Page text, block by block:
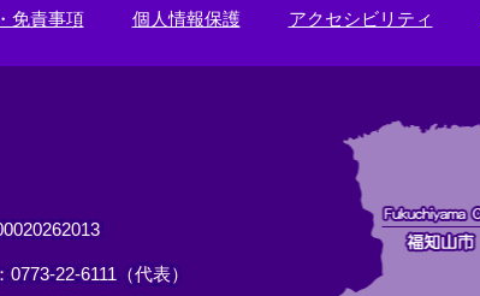
免責事項
個人情報保護 アクセシビリティ
0773-22-6111（代表）